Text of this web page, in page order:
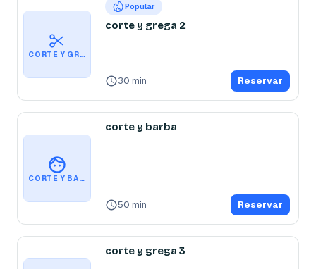
CORTE Y GREGA 2
Popular
corte y grega 2
30 min Reservar
CORTE Y BARBA
corte y barba
50 min Reservar
corte y grega 3